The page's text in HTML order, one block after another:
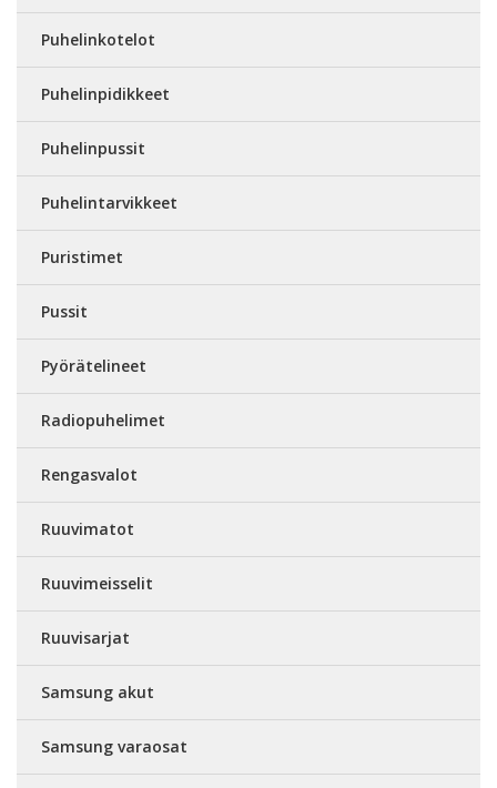
Puhelinkotelot
Puhelinpidikkeet
Puhelinpussit
Puhelintarvikkeet
Puristimet
Pussit
Pyörätelineet
Radiopuhelimet
Rengasvalot
Ruuvimatot
Ruuvimeisselit
Ruuvisarjat
Samsung akut
Samsung varaosat